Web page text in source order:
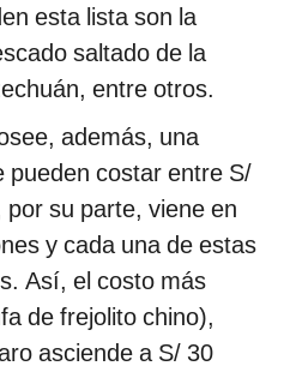
esta lista son la
saltado de la
entre otros.
además, una
pueden costar entre S/
su parte, viene en
y cada una de estas
Así, el costo más
de frejolito chino),
asciende a S/ 30